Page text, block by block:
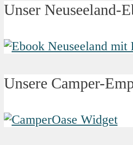
Unser Neuseeland-
Unsere Camper-